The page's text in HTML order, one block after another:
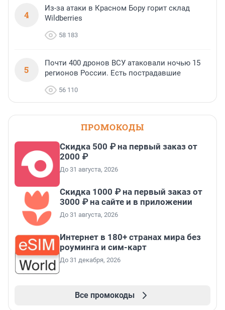
4
Из-за атаки в Красном Бору горит склад
Wildberries
58 183
5
Почти 400 дронов ВСУ атаковали ночью 15
регионов России. Есть пострадавшие
56 110
ПРОМОКОДЫ
Скидка 500 ₽ на первый заказ от
2000 ₽
До 31 августа, 2026
Скидка 1000 ₽ на первый заказ от
3000 ₽ на сайте и в приложении
До 31 августа, 2026
Интернет в 180+ странах мира без
роуминга и сим-карт
До 31 декабря, 2026
Все промокоды